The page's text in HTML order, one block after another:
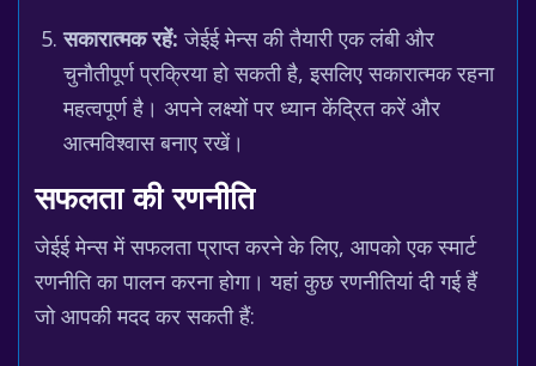
सकारात्मक रहें: जेईई मेन्स की तैयारी एक लंबी और
चुनौतीपूर्ण प्रक्रिया हो सकती है, इसलिए सकारात्मक रहना
महत्वपूर्ण है। अपने लक्ष्यों पर ध्यान केंद्रित करें और
आत्मविश्वास बनाए रखें।
सफलता की रणनीति
जेईई मेन्स में सफलता प्राप्त करने के लिए, आपको एक स्मार्ट
रणनीति का पालन करना होगा। यहां कुछ रणनीतियां दी गई हैं
जो आपकी मदद कर सकती हैं: